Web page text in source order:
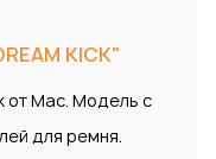
KICK"
Mac. Модель с
для ремня.